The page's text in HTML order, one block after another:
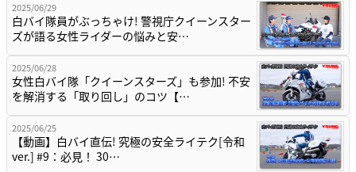
2025/06/29
白バイ隊員がぶっちゃけ! 警視庁クイーンスター
ズが語る女性ライダーの悩みと安…
2025/06/28
女性白バイ隊「クイーンスターズ」も参加! 不安
を解消する「取り回し」のコツ【…
2025/06/25
【動画】白バイ直伝! 究極の安全ライテク[令和
ver.] #9：必見！ 30…